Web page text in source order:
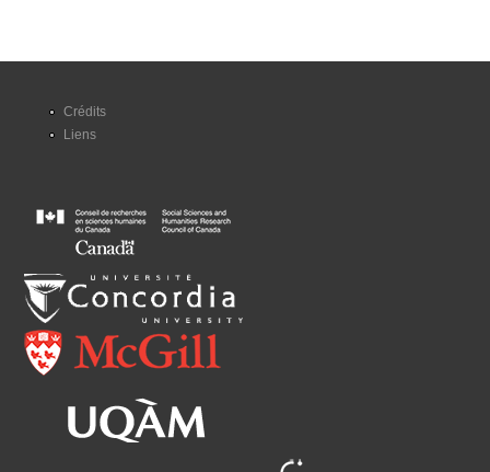
Crédits
Liens